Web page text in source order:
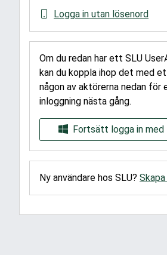
Logga in utan lösenord
Om du redan har ett SLU
kan du koppla ihop det med
någon av aktörerna nedan för
inloggning nästa gång.
Fortsätt logga in
Ny användare hos SLU?